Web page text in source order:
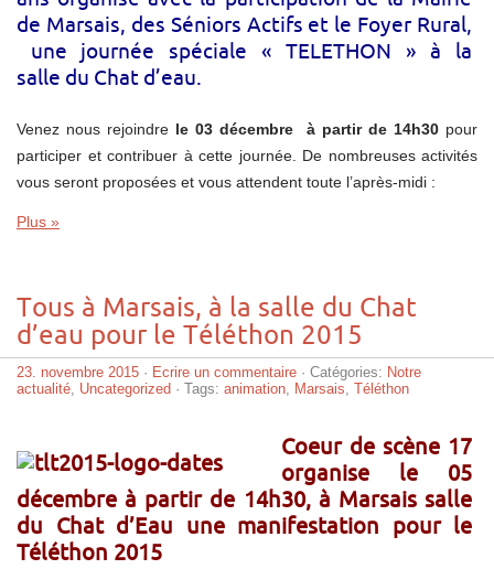
de Marsais, des Séniors Actifs et le Foyer Rural,
une journée spéciale « TELETHON » à la
salle du Chat d’eau.
Venez nous rejoindre le 03 décembre à partir de 14h30 pour
participer et contribuer à cette journée. De nombreuses activités
vous seront proposées et vous attendent toute l’après-midi :
Plus »
Tous à Marsais, à la salle du Chat
d’eau pour le Téléthon 2015
23. novembre 2015 · Ecrire un commentaire · Catégories: Notre
actualité, Uncategorized · Tags: animation, Marsais, Téléthon
Coeur de scène 17
organise le 05
décembre à partir de 14h30, à Marsais salle
du Chat d’Eau une manifestation pour le
Téléthon 2015